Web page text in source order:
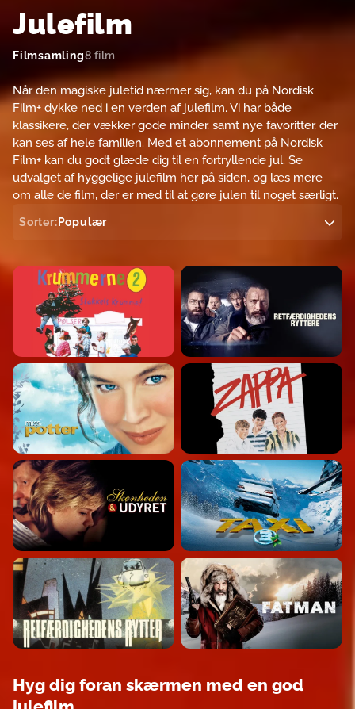
Julefilm
Filmsamling8 film
Når den magiske juletid nærmer sig, kan du på Nordisk
Film+ dykke ned i en verden af julefilm. Vi har både
klassikere, der vækker gode minder, samt nye favoritter, der
kan ses af hele familien. Med et abonnement på Nordisk
Film+ kan du godt glæde dig til en fortryllende jul. Se
udvalget af hyggelige julefilm her på siden, og læs mere
om alle de film, der er med til at gøre julen til noget særligt.
Sorter: Populær
Hyg dig foran skærmen med en god